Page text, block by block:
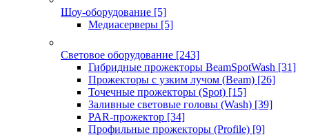
Шоу-оборудование [5]
Медиасерверы [5]
Световое оборудование [243]
Гибридные прожекторы BeamSpotWash [31]
Прожекторы с узким лучом (Beam) [26]
Точечные прожекторы (Spot) [15]
Заливные световые головы (Wash) [39]
PAR-прожектор [34]
Профильные прожекторы (Profile) [9]